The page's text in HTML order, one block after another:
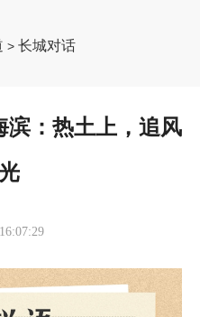
>长城对话
：热土上，追风